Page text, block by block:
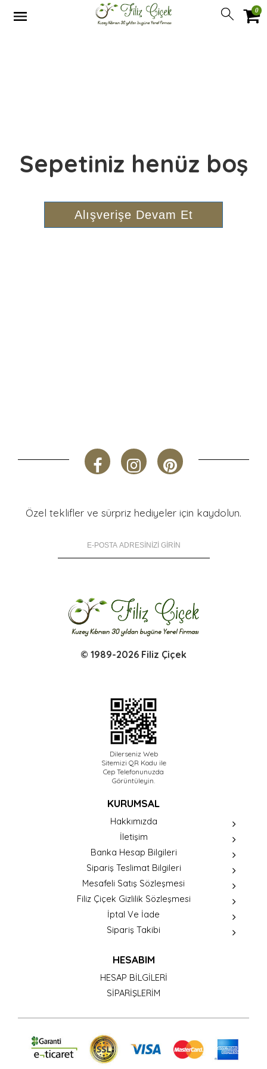
0
Sepetiniz henüz boş
Alışverişe Devam Et
Özel teklifler ve sürpriz hediyeler için kaydolun.
© 1989-2026 Filiz Çiçek
Dilerseniz Web
Sitemizi QR Kodu ile
Cep Telefonunuzda
Görüntüleyin.
KURUMSAL
Hakkımızda
İletişim
Banka Hesap Bilgileri
Sipariş Teslimat Bilgileri
Mesafeli Satış Sözleşmesi
Filiz Çiçek Gizlilik Sözleşmesi
İptal Ve İade
Sipariş Takibi
HESABIM
HESAP BİLGİLERİ
SİPARİŞLERİM